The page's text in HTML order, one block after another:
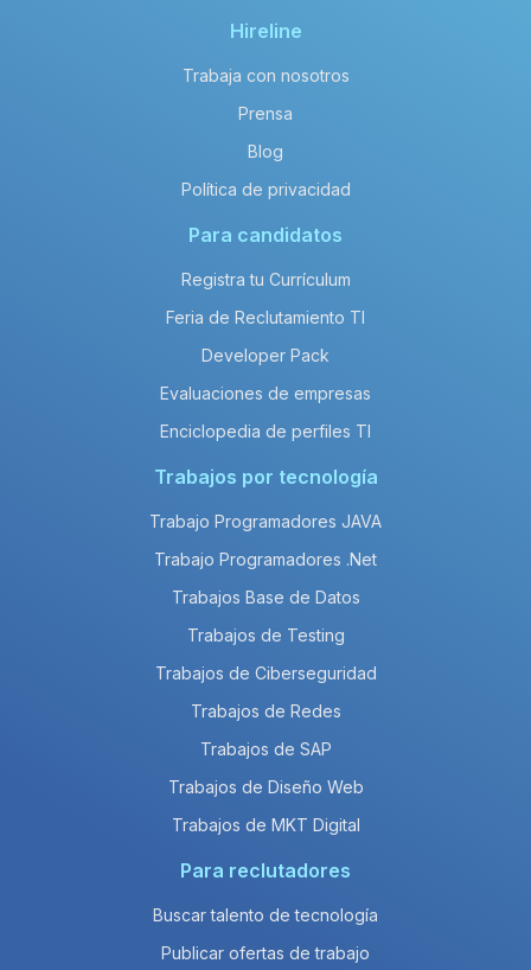
Hireline
Trabaja con nosotros
Prensa
Blog
Política de privacidad
Para candidatos
Registra tu Currículum
Feria de Reclutamiento TI
Developer Pack
Evaluaciones de empresas
Enciclopedia de perfiles TI
Trabajos por tecnología
Trabajo Programadores JAVA
Trabajo Programadores .Net
Trabajos Base de Datos
Trabajos de Testing
Trabajos de Ciberseguridad
Trabajos de Redes
Trabajos de SAP
Trabajos de Diseño Web
Trabajos de MKT Digital
Para reclutadores
Buscar talento de tecnología
Publicar ofertas de trabajo